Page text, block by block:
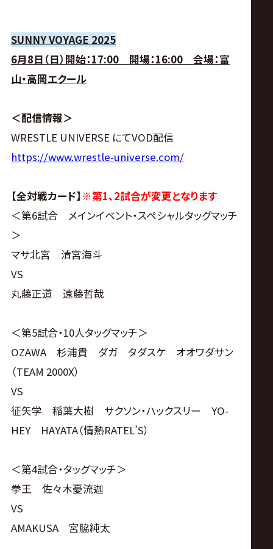
SUNNY VOYAGE 2025
6月8日（日）開始：17:00 開場：16:00 会場：富
山・高岡エクール
＜配信情報＞
WRESTLE UNIVERSE にてVOD配信
https://www.wrestle-universe.com/
【全対戦カード】 ※第1、2試合が変更となります
＜第6試合 メインイベント・スペシャルタッグマッチ
＞
マサ北宮 清宮海斗
VS
丸藤正道 遠藤哲哉
＜第5試合・10人タッグマッチ＞
OZAWA 杉浦貴 ダガ タダスケ オオワダサン
（TEAM 2000X）
VS
征矢学 稲葉大樹 サクソン・ハックスリー YO-
HEY HAYATA（情熱RATEL’S）
＜第4試合・タッグマッチ＞
拳王 佐々木憂流迦
VS
AMAKUSA 宮脇純太